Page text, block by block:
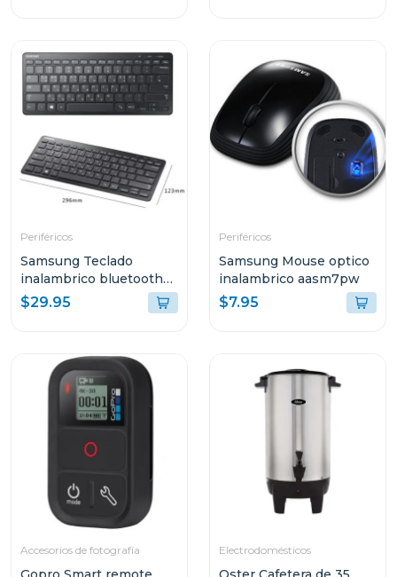
Periféricos
Samsung Teclado
inalambrico bluetooth
aask7pw
$29.95
Periféricos
Samsung Mouse optico
inalambrico aasm7pw
$7.95
Accesorios de fotografía Electrodomésticos